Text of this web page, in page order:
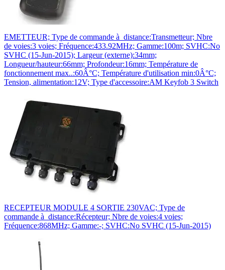
EMETTEUR; Type de commande à distance:Transmetteur; Nbre
de voies:3 voies; Fréquence:433.92MHz; Gamme:100m; SVHC:No
SVHC (15-Jun-2015); Largeur (externe):34mm;
Longueur/hauteur:66mm; Profondeur:16mm; Température de
fonctionnement max..:60Â°C; Température d'utilisation min:0Â°C;
Tension, alimentation:12V; Type d'accessoire:AM Keyfob 3 Switch
RECEPTEUR MODULE 4 SORTIE 230VAC; Type de
commande à distance:Récepteur; Nbre de voies:4 voies;
Fréquence:868MHz; Gamme:-; SVHC:No SVHC (15-Jun-2015)